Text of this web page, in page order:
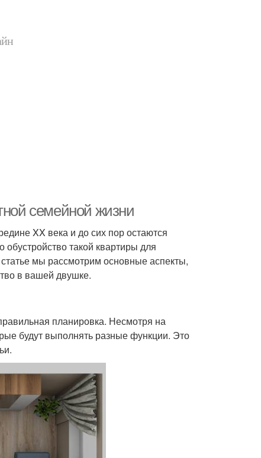
семейной жизни
XX века и до сих пор остаются
такой квартиры для
мы рассмотрим основные аспекты,
в вашей двушке.
планировка. Несмотря на
будут выполнять разные функции. Это